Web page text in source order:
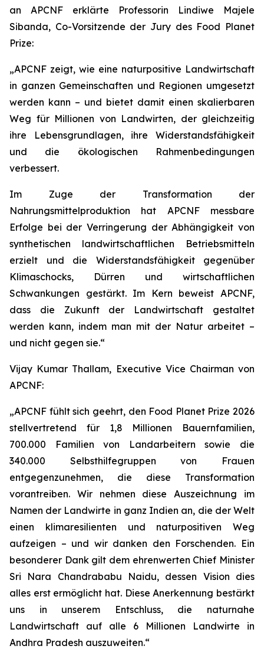
an APCNF erklärte Professorin Lindiwe Majele
Sibanda, Co-Vorsitzende der Jury des Food Planet
Prize:
„APCNF zeigt, wie eine naturpositive Landwirtschaft
in ganzen Gemeinschaften und Regionen umgesetzt
werden kann – und bietet damit einen skalierbaren
Weg für Millionen von Landwirten, der gleichzeitig
ihre Lebensgrundlagen, ihre Widerstandsfähigkeit
und die ökologischen Rahmenbedingungen
verbessert.
Im Zuge der Transformation der
Nahrungsmittelproduktion hat APCNF messbare
Erfolge bei der Verringerung der Abhängigkeit von
synthetischen landwirtschaftlichen Betriebsmitteln
erzielt und die Widerstandsfähigkeit gegenüber
Klimaschocks, Dürren und wirtschaftlichen
Schwankungen gestärkt. Im Kern beweist APCNF,
dass die Zukunft der Landwirtschaft gestaltet
werden kann, indem man mit der Natur arbeitet –
und nicht gegen sie.“
Vijay Kumar Thallam, Executive Vice Chairman von
APCNF:
„APCNF fühlt sich geehrt, den Food Planet Prize 2026
stellvertretend für 1,8 Millionen Bauernfamilien,
700.000 Familien von Landarbeitern sowie die
340.000 Selbsthilfegruppen von Frauen
entgegenzunehmen, die diese Transformation
vorantreiben. Wir nehmen diese Auszeichnung im
Namen der Landwirte in ganz Indien an, die der Welt
einen klimaresilienten und naturpositiven Weg
aufzeigen – und wir danken den Forschenden. Ein
besonderer Dank gilt dem ehrenwerten Chief Minister
Sri Nara Chandrababu Naidu, dessen Vision dies
alles erst ermöglicht hat. Diese Anerkennung bestärkt
uns in unserem Entschluss, die naturnahe
Landwirtschaft auf alle 6 Millionen Landwirte in
Andhra Pradesh auszuweiten.“